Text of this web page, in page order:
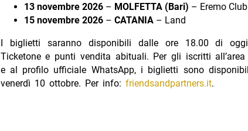
13 novembre 2026– MOLFETTA (Bari) – Eremo Club
15 novembre 2026– CATANIA– Land
I biglietti saranno disponibili dalle ore 18.00 di
Ticketone e punti vendita abituali. Per gli iscritti
e al profilo ufficiale WhatsApp, i biglietti sono
venerdì 10 ottobre. Per info: friendsandpartners.it.